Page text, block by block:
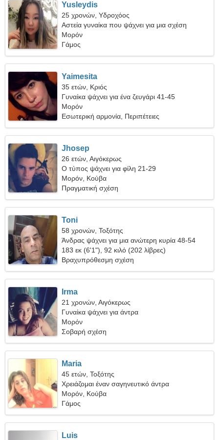
Yusleydis
25 χρονών, Υδροχόος
Αστεία γυναίκα που ψάχνει για μια σχέση
Μορόν
Γάμος
Yaimesita
35 ετών, Κριός
Γυναίκα ψάχνει για ένα ζευγάρι 41-45
Μορόν
Εσωτερική αρμονία, Περιπέτειες
Jhosep
26 ετών, Αιγόκερως
Ο τύπος ψάχνει για φίλη 21-29
Μορόν, Κούβα
Πραγματική σχέση
Toni
58 χρονών, Τοξότης
Άνδρας ψάχνει για μια ανώτερη κυρία 48-54
183 εκ (6'1"), 92 κιλό (202 λίβρες)
Βραχυπρόθεσμη σχέση
Irma
21 χρονών, Αιγόκερως
Γυναίκα ψάχνει για άντρα
Μορόν
Σοβαρή σχέση
Maria
45 ετών, Τοξότης
Χρειάζομαι έναν σαγηνευτικό άντρα
Μορόν, Κούβα
Γάμος
Luis